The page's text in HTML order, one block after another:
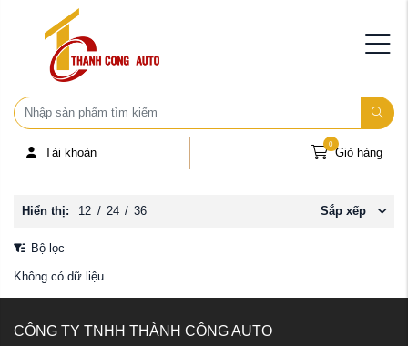
Tài khoản Giỏ hàng
0
Hiển thị: 12 / 24 / 36 Sắp xếp
Bộ lọc
Không có dữ liệu
CÔNG TY TNHH THÀNH CÔNG AUTO